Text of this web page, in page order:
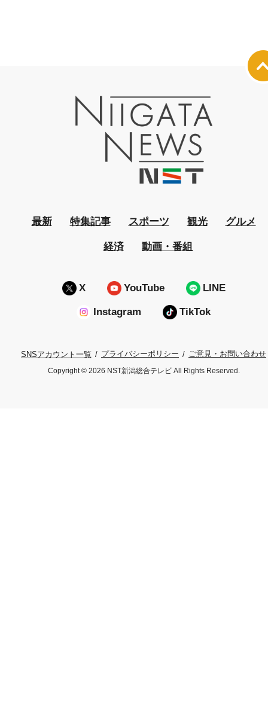
最新 特集記事 スポーツ 観光 グルメ
経済 動画・番組
X YouTube LINE
Instagram TikTok
SNSアカウント一覧 プライバシーポリシー ご意見・お問い合わせ
Copyright © 2026 NST新潟総合テレビ All Rights Reserved.